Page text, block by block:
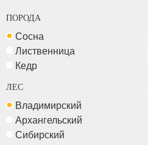
ПОРОДА
Сосна
Лиственница
Кедр
ЛЕС
Владимирский
Архангельский
Сибирский